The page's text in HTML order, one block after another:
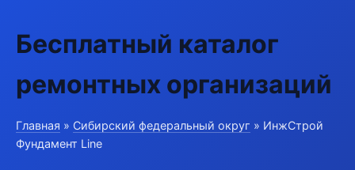
Бесплатный каталог
ремонтных организаций
Главная » Сибирский федеральный округ » ИнжСтрой
Фундамент Line